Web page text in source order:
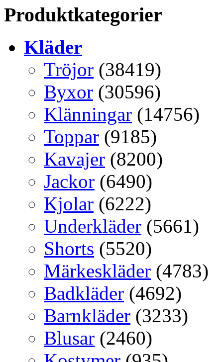
Produktkategorier
Kläder
Tröjor (38419)
Byxor (30596)
Klänningar (14756)
Toppar (9185)
Kavajer (8200)
Jackor (6490)
Kjolar (6222)
Underkläder (5661)
Shorts (5520)
Märkeskläder (4783)
Badkläder (4692)
Barnkläder (3233)
Blusar (2460)